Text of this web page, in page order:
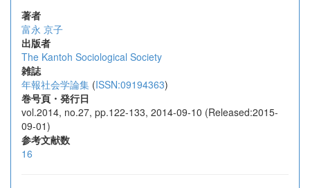
著者
富永 京子
出版者
The Kantoh Sociological Society
雑誌
年報社会学論集 (ISSN:09194363)
巻号頁・発行日
vol.2014, no.27, pp.122-133, 2014-09-10 (Released:2015-
09-01)
参考文献数
16